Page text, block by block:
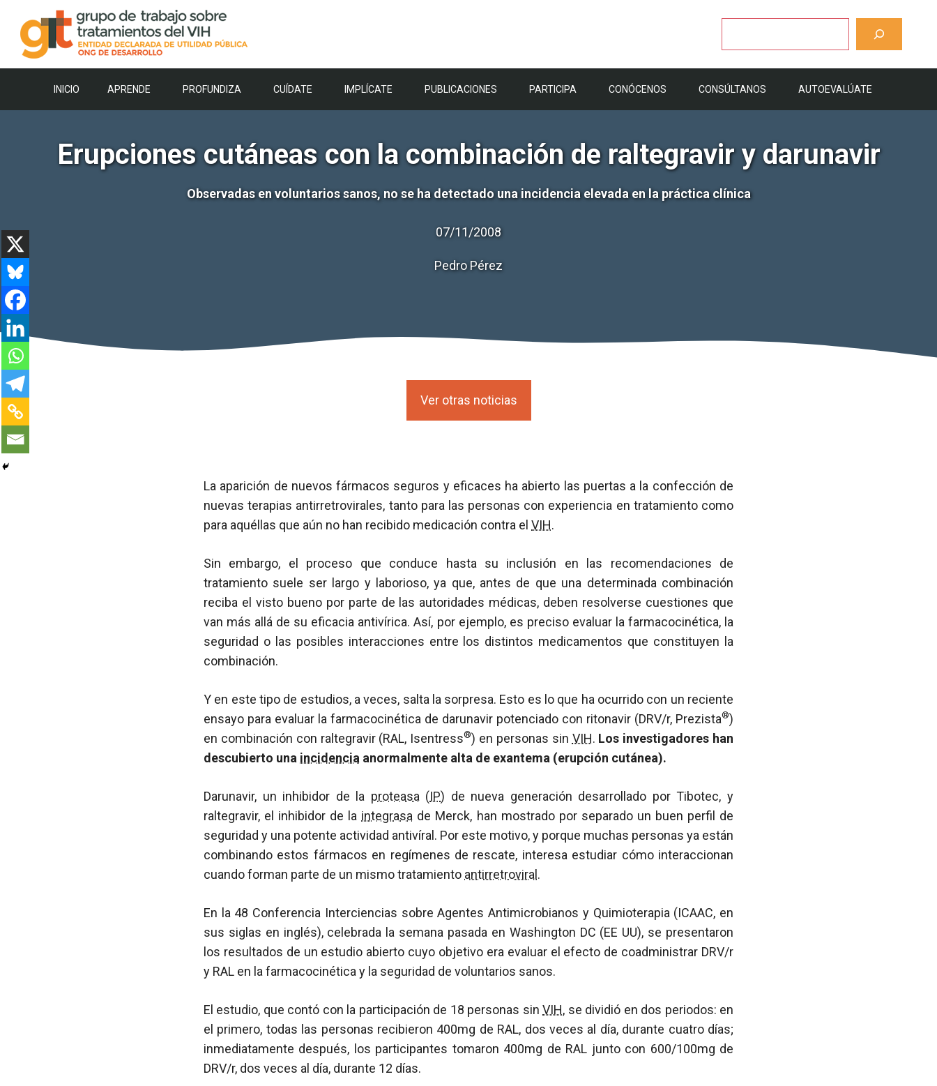
contenido
INICIO APRENDE PROFUNDIZA CUÍDATE IMPLÍCATE PUBLICACIONES PARTICIPA CONÓCENOS CONSÚLTANOS AUTOEVALÚATE
Erupciones cutáneas con la combinación de raltegravir y darunavir
Observadas en voluntarios sanos, no se ha detectado una incidencia elevada en la práctica clínica
07/11/2008
Pedro Pérez
Ver otras noticias
La aparición de nuevos fármacos seguros y eficaces ha abierto las puertas a la confección de
nuevas terapias antirretrovirales, tanto para las personas con experiencia en tratamiento como
para aquéllas que aún no han recibido medicación contra el VIH.
Sin embargo, el proceso que conduce hasta su inclusión en las recomendaciones de
tratamiento suele ser largo y laborioso, ya que, antes de que una determinada combinación
reciba el visto bueno por parte de las autoridades médicas, deben resolverse cuestiones que
van más allá de su eficacia antivírica. Así, por ejemplo, es preciso evaluar la farmacocinética, la
seguridad o las posibles interacciones entre los distintos medicamentos que constituyen la
combinación.
Y en este tipo de estudios, a veces, salta la sorpresa. Esto es lo que ha ocurrido con un reciente
ensayo para evaluar la farmacocinética de darunavir potenciado con ritonavir (DRV/r, Prezista®)
en combinación con raltegravir (RAL, Isentress®) en personas sin VIH. Los investigadores han
descubierto una incidencia anormalmente alta de exantema (erupción cutánea).
Darunavir, un inhibidor de la proteasa (IP) de nueva generación desarrollado por Tibotec, y
raltegravir, el inhibidor de la integrasa de Merck, han mostrado por separado un buen perfil de
seguridad y una potente actividad antivíral. Por este motivo, y porque muchas personas ya están
combinando estos fármacos en regímenes de rescate, interesa estudiar cómo interaccionan
cuando forman parte de un mismo tratamiento antirretroviral .
En la 48 Conferencia Interciencias sobre Agentes Antimicrobianos y Quimioterapia (ICAAC, en
sus siglas en inglés), celebrada la semana pasada en Washington DC (EE UU), se presentaron
los resultados de un estudio abierto cuyo objetivo era evaluar el efecto de coadministrar DRV/r
y RAL en la farmacocinética y la seguridad de voluntarios sanos.
El estudio, que contó con la participación de 18 personas sinVIH, se dividió en dos periodos: en
el primero, todas las personas recibieron 400mg de RAL, dos veces al día, durante cuatro días;
inmediatamente después, los participantes tomaron 400mg de RAL junto con 600/100mg de
DRV/r, dos veces al día, durante 12 días.